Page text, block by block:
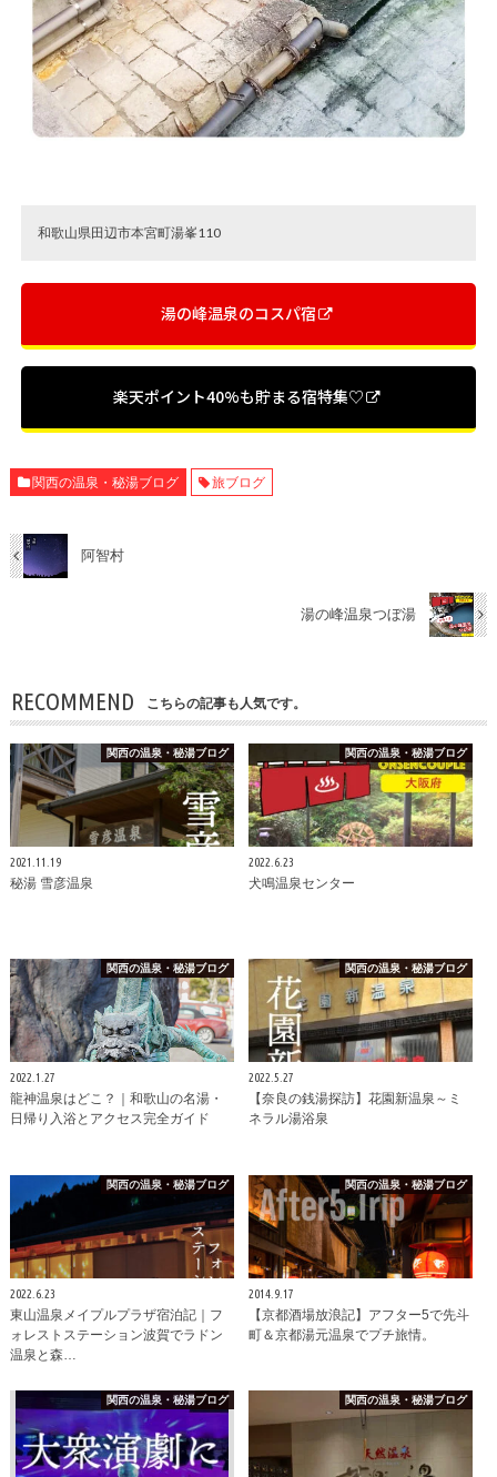
和歌山県田辺市本宮町湯峯110
湯の峰温泉のコスパ宿
楽天ポイント40%も貯まる宿特集♡
関西の温泉・秘湯ブログ 旅ブログ
阿智村
湯の峰温泉つぼ湯
RECOMMEND こちらの記事も人気です。
関西の温泉・秘湯ブログ
2021.11.19
秘湯 雪彦温泉
関西の温泉・秘湯ブログ
2022.6.23
犬鳴温泉センター
関西の温泉・秘湯ブログ
2022.1.27
龍神温泉はどこ？｜和歌山の名湯・
日帰り入浴とアクセス完全ガイド
関西の温泉・秘湯ブログ
2022.5.27
【奈良の銭湯探訪】花園新温泉～ミ
ネラル湯浴泉
関西の温泉・秘湯ブログ
2022.6.23
東山温泉メイプルプラザ宿泊記｜フ
ォレストステーション波賀でラドン
温泉と森…
関西の温泉・秘湯ブログ
2014.9.17
【京都酒場放浪記】アフター5で先斗
町＆京都湯元温泉でプチ旅情。
関西の温泉・秘湯ブログ 関西の温泉・秘湯ブログ